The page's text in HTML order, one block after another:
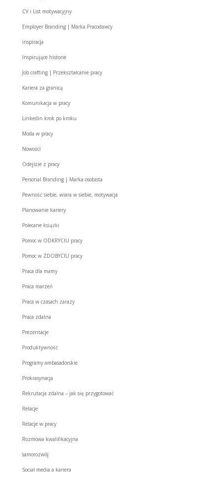
CV i List motywacyjny
Employer Branding | Marka Pracodawcy
inspiracja
Inspirujące historie
Job crafting | Przekształcanie pracy
Kariera za granicą
Komunikacja w pracy
Linkedin krok po kroku
Moda w pracy
Nowości
Odejście z pracy
Personal Branding | Marka osobista
Pewność siebie, wiara w siebie, motywacja
Planowanie kariery
Polecane książki
Pomoc w ODKRYCIU pracy
Pomoc w ZDOBYCIU pracy
Praca dla mamy
Praca marzeń
Praca w czasach zarazy
Praca zdalna
Prezentacje
Produktywność
Programy ambasadorskie
Prokrasynacja
Rekrutacja zdalna – jak się przygotować
Relacje
Relacje w pracy
Rozmowa kwalifikacyjna
samorozwój
Social media a kariera